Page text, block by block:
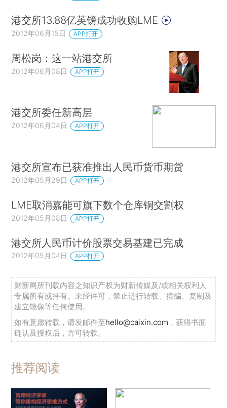
港交所13.88亿英镑成功收购LME
2012年06月15日 APP打开
周松岗：这一站港交所
2012年06月08日 APP打开
港交所委任新高层
2012年06月04日 APP打开
港交所宣布已获准推出人民币货币期货
2012年05月29日 APP打开
LME取消嘉能可旗下数个仓库铜交割权
2012年05月08日 APP打开
港交所人民币计价股票交易基建已完成
2012年05月04日 APP打开
财新网所刊载内容之知识产权为财新传媒及/或相关权利人
专属所有或持有。未经许可，禁止进行转载、摘编、复制及
建立镜像等任何使用。
如有意愿转载，请发邮件至hello@caixin.com ，获得书面
确认及授权后，方可转载。
推荐阅读